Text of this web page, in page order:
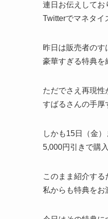
連日お伝えしてお
Twitterでマネタイ
昨日は販売者のす
豪華すぎる特典を
ただでさえ再現性
すばるさんの手厚
しかも15日（金）
5,000円引きで購
このまま紹介する
私からも特典をお